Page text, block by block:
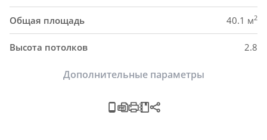
Общая площадь 40.1 м2
Высота потолков 2.8
Дополнительные параметры